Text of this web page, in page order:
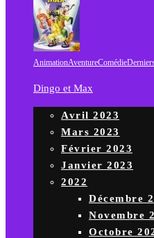
AnimationAventureComédie
Dingo et Max
Avril 2023
Mars 2023
Février 2023
Janvier 2023
2022
Décembre
Novembre
Octobre